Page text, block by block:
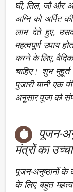
घी, तिल, जौ और
अग्नि को अर्पित
लाभ देते हुए,
महत्वपूर्ण उपाय
करने के लिए,
चाहिए। शुभ
पुजारी यानी एक
अनुसार पूजा को

पूजन-
मंत्रों का
पूजन-अनुष्ठानों के
के लिए बहुत